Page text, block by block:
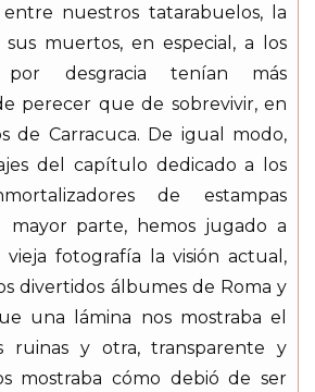
nuestros tatarabuelos, la
muertos, en especial, a los
desgracia tenían más
perecer que de sobrevivir, en
de Carracuca. De igual modo,
del capítulo dedicado a los
de estampas
mayor parte, hemos jugado a
vieja fotografía la visión actual,
divertidos álbumes de Roma y
una lámina nos mostraba el
ruinas y otra, transparente y
mostraba cómo debió de ser